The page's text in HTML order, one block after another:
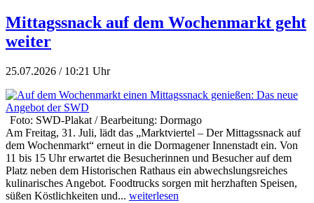
Mittagssnack auf dem Wochenmarkt geht
weiter
25.07.2026 / 10:21 Uhr
Foto: SWD-Plakat / Bearbeitung: Dormago
Am Freitag, 31. Juli, lädt das „Marktviertel – Der Mittagssnack auf
dem Wochenmarkt“ erneut in die Dormagener Innenstadt ein. Von
11 bis 15 Uhr erwartet die Besucherinnen und Besucher auf dem
Platz neben dem Historischen Rathaus ein abwechslungsreiches
kulinarisches Angebot. Foodtrucks sorgen mit herzhaften Speisen,
süßen Köstlichkeiten und... weiterlesen